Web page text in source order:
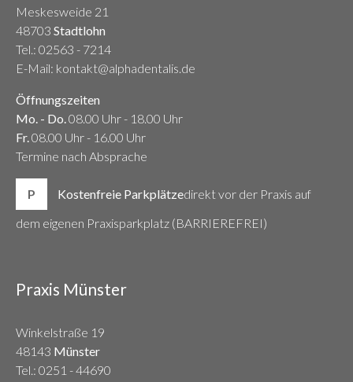
Meskesweide 21
48703 Stadtlohn
Tel.: 02563 - 7214
E-Mail: kontakt@alphadentalis.de
Öffnungszeiten
Mo. - Do.08.00 Uhr - 18.00 Uhr
Fr.08.00 Uhr - 16.00 Uhr
Termine nach Absprache
P Kostenfreie Parkplätzedirekt vor der Praxis auf
dem eigenen Praxisparkplatz (BARRIEREFREI)
Praxis Münster
Winkelstraße 19
48143 Münster
Tel.: 0251 - 44690